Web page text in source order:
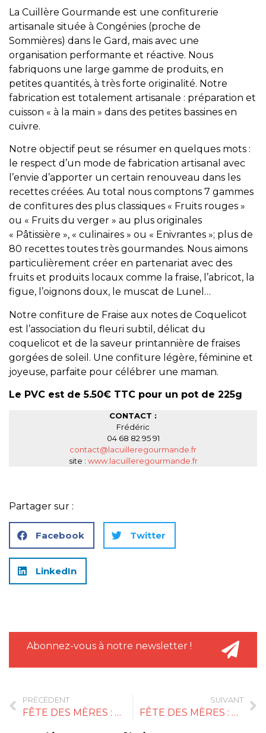
La Cuillère Gourmande est une confiturerie
artisanale située à Congénies (proche de
Sommières) dans le Gard, mais avec une
organisation performante et réactive. Nous
fabriquons une large gamme de produits, en
petites quantités, à très forte originalité. Notre
fabrication est totalement artisanale : préparation et
cuisson « à la main » dans des petites bassines en
cuivre.
Notre objectif peut se résumer en quelques mots :
le respect d’un mode de fabrication artisanal avec
l’envie d’apporter un certain renouveau dans les
recettes créées. Au total nous comptons 7 gammes
de confitures des plus classiques « Fruits rouges »
ou « Fruits du verger » au plus originales
« Pâtissière », « culinaires » ou « Enivrantes »; plus de
80 recettes toutes très gourmandes. Nous aimons
particulièrement créer en partenariat avec des
fruits et produits locaux comme la fraise, l’abricot, la
figue, l’oignons doux, le muscat de Lunel…
Notre confiture de Fraise aux notes de Coquelicot
est l’association du fleuri subtil, délicat du
coquelicot et de la saveur printannière de fraises
gorgées de soleil. Une confiture légère, féminine et
joyeuse, parfaite pour célébrer une maman.
Le PVC est de 5.50€ TTC pour un pot de 225g
CONTACT :
Frédéric
04 68 82 95 91
contact@lacuilleregourmande.fr
site : www.lacuilleregourmande.fr
Partager sur :
Facebook Twitter
LinkedIn
Abonnez-vous à notre newsletter !
PRÉCÉDENT
FÊTE DES MÈRES : MAISON FOUQUET
SUIVANT
FÊTE DES MÈRES : ENCUENTRO